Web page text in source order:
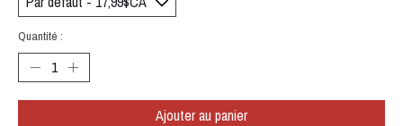
Quantité :
Ajouter au panier